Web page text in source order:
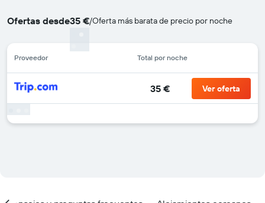
Ofertas desde35 €/Oferta más barata de precio por noche
Proveedor Total por noche
35 € Ver oferta